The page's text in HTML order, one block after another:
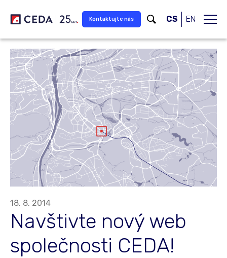
Kontaktujte nás CS EN
18. 8. 2014
Navštivte nový web
společnosti CEDA!